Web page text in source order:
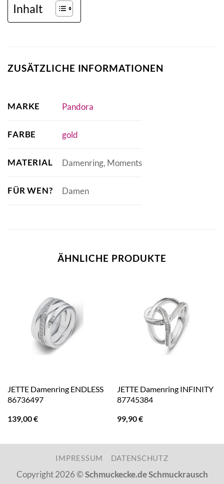
Inhalt
ZUSÄTZLICHE INFORMATIONEN
MARKE Pandora
FARBE gold
MATERIAL Damenring, Moments
FÜR WEN? Damen
ÄHNLICHE PRODUKTE
JETTE Damenring ENDLESS
86736497
139,00€
JETTE Damenring INFINITY
87745384
99,90€
IMPRESSUM DATENSCHUTZ
Copyright 2026 ©Schmuckecke.de Schmuckrausch